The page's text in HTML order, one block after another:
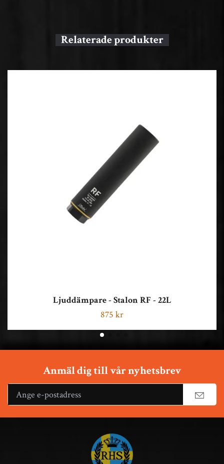
Ljuddämpare - Stalon RF - 22L
875 kr
Anmäl dig till vår nyhetsbrev